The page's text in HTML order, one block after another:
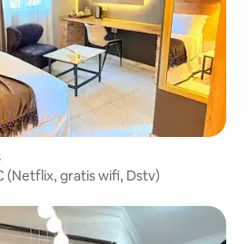
(Netflix, gratis wifi, Dstv)